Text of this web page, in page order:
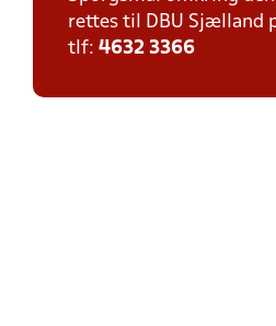
rettes til DBU Sjælland
tlf: 4632 3366